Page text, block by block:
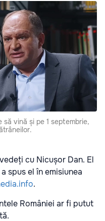
vină și pe 1 septembrie,
cu Nicușor Dan. El
spus el în emisiunea
.
României ar fi putut